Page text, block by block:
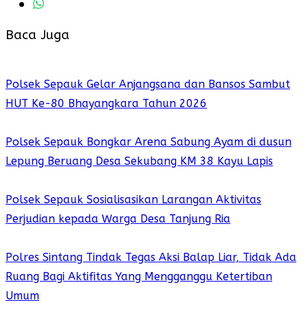
Baca Juga
Polsek Sepauk Gelar Anjangsana dan Bansos Sambut
HUT Ke-80 Bhayangkara Tahun 2026
Polsek Sepauk Bongkar Arena Sabung Ayam di dusun
Lepung Beruang Desa Sekubang KM 38 Kayu Lapis
Polsek Sepauk Sosialisasikan Larangan Aktivitas
Perjudian kepada Warga Desa Tanjung Ria
Polres Sintang Tindak Tegas Aksi Balap Liar, Tidak Ada
Ruang Bagi Aktifitas Yang Mengganggu Ketertiban
Umum